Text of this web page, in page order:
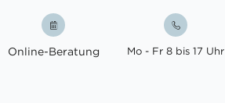
Online-Beratung Mo - Fr 8 bis 17 Uhr